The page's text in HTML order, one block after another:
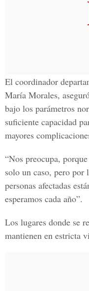
El coordinador
María Morales,
bajo los parámetros
suficiente capacidad
mayores
“Nos preocupa,
solo un caso, pero por
personas afectadas
esperamos cada año”.
Los lugares donde se
mantienen en estricta